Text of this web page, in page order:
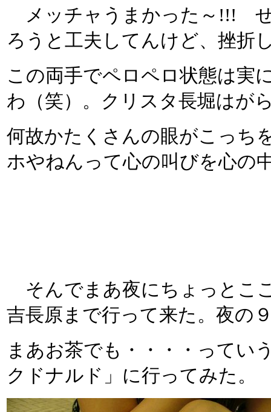
メッチャうまかった～!!! せ
ろうと工夫してんけど、挫折
この両手でペロペロ状態は実
わ（笑）。クリスタ長堀はが
何故かたくさんの眼がこっち
ホやねんって心の叫びを心の
そんでまあ夜にちょっとこ
吉長原まで行って来た。夜の
まあお茶でも・・・・ってい
クドナルド」に行ってみた。